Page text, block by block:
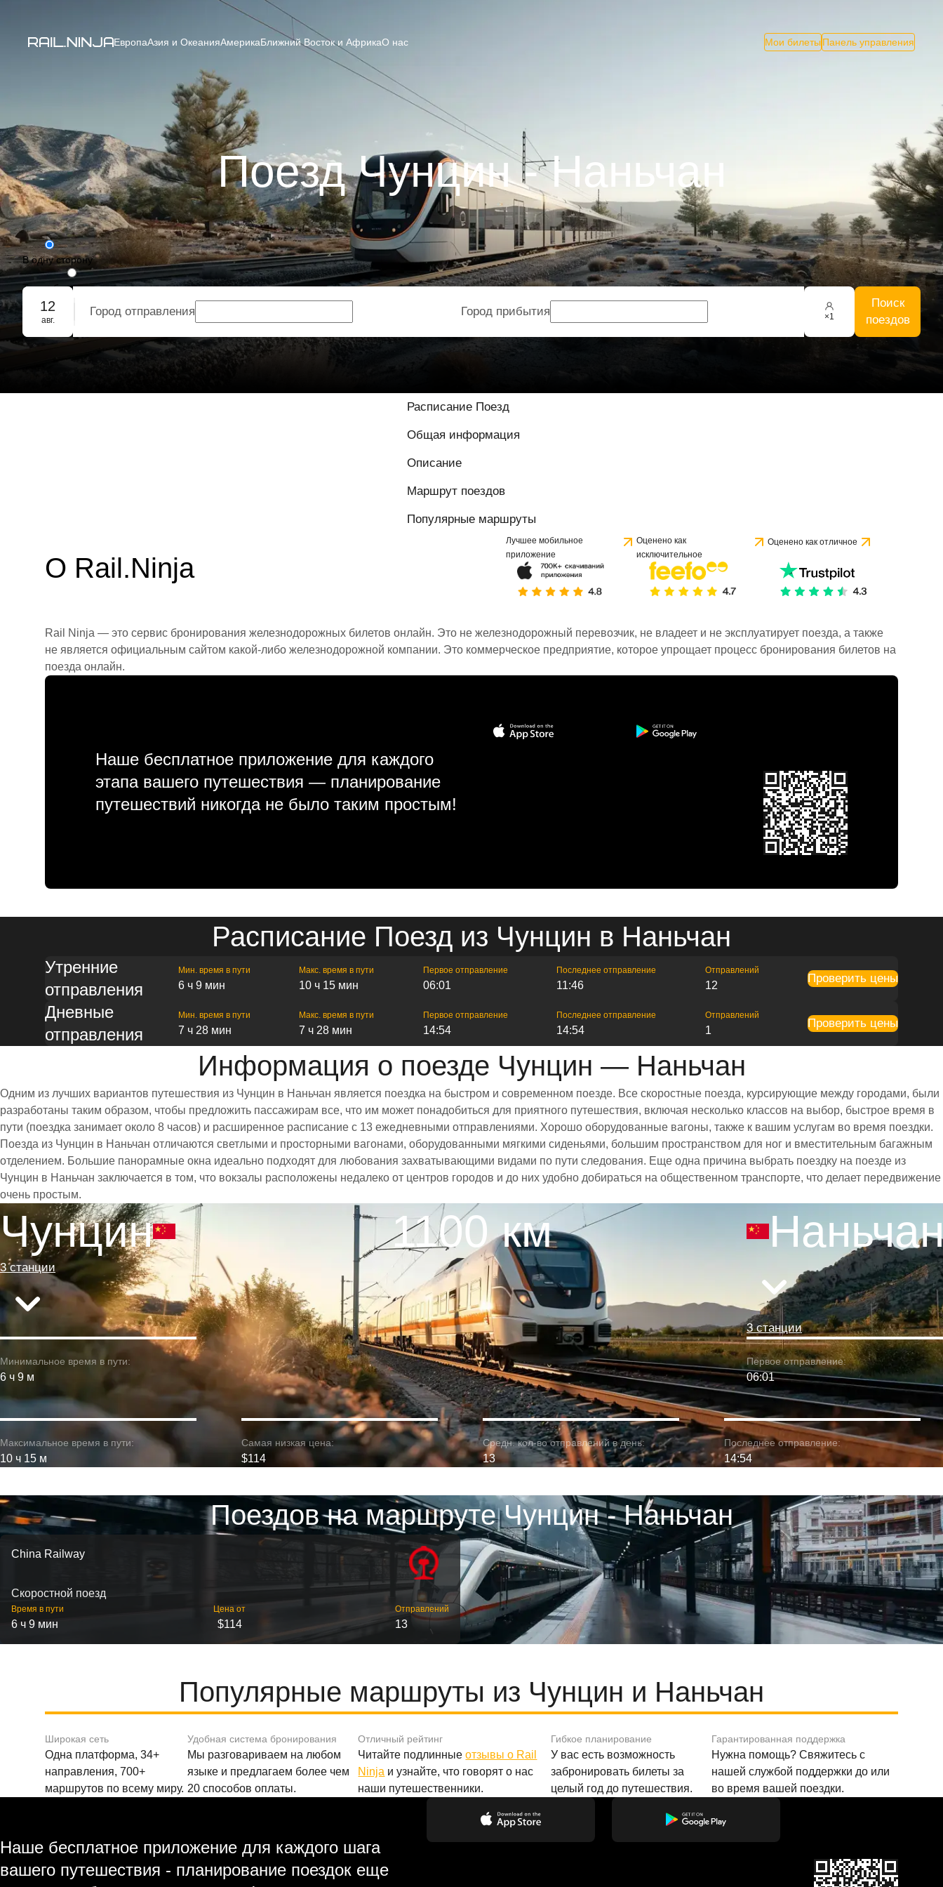
ЕвропаАзия и ОкеанияАмерикаБлижний Восток и АфрикаО нас Мои билеты Панель управления
Поезд Чунцин - Наньчан
В одну сторону
Туда-обратно
Групповое бронирование
12
авг.
Город отправления Город прибытия ×1
Поиск
поездов
Расписание Поезд
Общая информация
Описание
Маршрут поездов
Популярные маршруты
О Rail.Ninja
Лучшее мобильное
приложение
Оценено как
исключительное
Оценено как отличное
Rail Ninja — это сервис бронирования железнодорожных билетов онлайн. Это не железнодорожный перевозчик, не владеет и не эксплуатирует поезда, а также
не является официальным сайтом какой-либо железнодорожной компании. Это коммерческое предприятие, которое упрощает процесс бронирования билетов на
поезда онлайн.
Наше бесплатное приложение для каждого
этапа вашего путешествия — планирование
путешествий никогда не было таким простым!
Расписание Поезд из Чунцин в Наньчан
Утренние
отправления
Мин. время в пути
6 ч 9 мин
Макс. время в пути
10 ч 15 мин
Первое отправление
06:01
Последнее отправление
11:46
Отправлений
12
Проверить цены
Дневные
отправления
Мин. время в пути
7 ч 28 мин
Макс. время в пути
7 ч 28 мин
Первое отправление
14:54
Последнее отправление
14:54
Отправлений
1
Проверить цены
Информация о поезде Чунцин — Наньчан
Одним из лучших вариантов путешествия из Чунцин в Наньчан является поездка на быстром и современном поезде. Все скоростные поезда, курсирующие между городами, были
разработаны таким образом, чтобы предложить пассажирам все, что им может понадобиться для приятного путешествия, включая несколько классов на выбор, быстрое время в
пути (поездка занимает около 8 часов) и расширенное расписание с 13 ежедневными отправлениями. Хорошо оборудованные вагоны, также к вашим услугам во время поездки.
Поезда из Чунцин в Наньчан отличаются светлыми и просторными вагонами, оборудованными мягкими сиденьями, большим пространством для ног и вместительным багажным
отделением. Большие панорамные окна идеально подходят для любования захватывающими видами по пути следования. Еще одна причина выбрать поездку на поезде из
Чунцин в Наньчан заключается в том, что вокзалы расположены недалеко от центров городов и до них удобно добираться на общественном транспорте, что делает передвижение
очень простым.
Чунцин
3 станции
1100 км
3 станции
Минимальное время в пути:
6 ч 9 м
Первое отправление:
06:01
Максимальное время в пути:
10 ч 15 м
Самая низкая цена:
$114
Средн. кол-во отправлений в день:
13
Последнее отправление:
14:54
Поездов на маршруте Чунцин - Наньчан
China Railway
Скоростной поезд
Время в пути
6 ч 9 мин
Цена от
$114
Отправлений
13
Популярные маршруты из Чунцин и Наньчан
Широкая сеть
Одна платформа, 34+
направления, 700+
маршрутов по всему миру.
Удобная система бронирования
Мы разговариваем на любом
языке и предлагаем более чем
20 способов оплаты.
Отличный рейтинг
Читайте подлинныеотзывы о Rail
Ninja и узнайте, что говорят о нас
наши путешественники.
Гибкое планирование
У вас есть возможность
забронировать билеты за
целый год до путешествия.
Гарантированная поддержка
Нужна помощь? Свяжитесь с
нашей службой поддержки до или
во время вашей поездки.
Наше бесплатное приложение для каждого шага
вашего путешествия - планирование поездок еще